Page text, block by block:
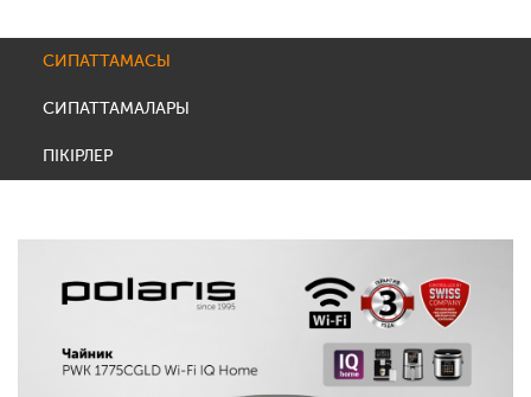
СИПАТТАМАСЫ
СИПАТТАМАЛАРЫ
ПІКІРЛЕР